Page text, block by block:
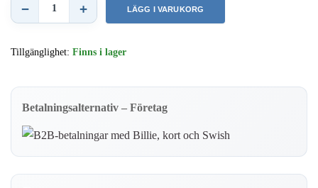
Eureka
W
Svart
mängd
− + LÄGG I VARUKORG
Tillgänglighet: Finns i lager
Betalningsalternativ – Företag